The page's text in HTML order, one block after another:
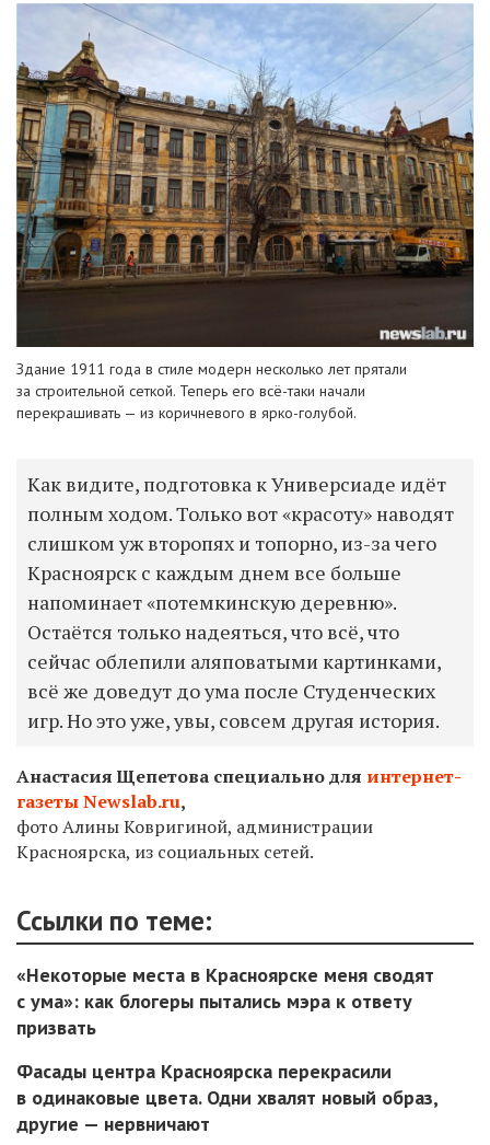
Здание 1911 года в стиле модерн несколько лет прятали
за строительной сеткой. Теперь его всё-таки начали
перекрашивать — из коричневого в ярко-голубой.
Как видите, подготовка к Универсиаде идёт
полным ходом. Только вот «красоту» наводят
слишком уж второпях и топорно, из-за чего
Красноярск с каждым днем все больше
напоминает «потемкинскую деревню».
Остаётся только надеяться, что всё, что
сейчас облепили аляповатыми картинками,
всё же доведут до ума после Студенческих
игр. Но это уже, увы, совсем другая история.
Анастасия Щепетова специально для интернет-
газеты Newslab.ru,
фото Алины Ковригиной, администрации
Красноярска, из социальных сетей.
Ссылки по теме:
«Некоторые места в Красноярске меня сводят
с ума»: как блогеры пытались мэра к ответу
призвать
Фасады центра Красноярска перекрасили
в одинаковые цвета. Одни хвалят новый образ,
другие — нервничают